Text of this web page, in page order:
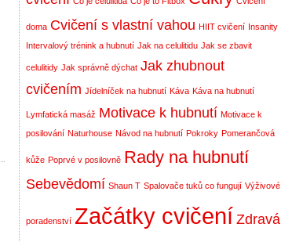
doma Cvičení s vlastní vahou HIIT cvičení Insanity
Intervalový trénink a hubnutí Jak na celulitidu Jak se zbavit
celulitidy Jak správně dýchat Jak zhubnout
cvičením Jídelníček na hubnutí Káva Káva na hubnutí
Lymfatická masáž Motivace k hubnutí Motivace k
posilování Naturhouse Návod na hubnutí Pokroky Pomerančová
kůže Poprvé v posilovně Rady na hubnutí
Sebevědomí Shaun T Spalovače tuků co fungují Výživové
poradenství Začátky cvičení Zdravá